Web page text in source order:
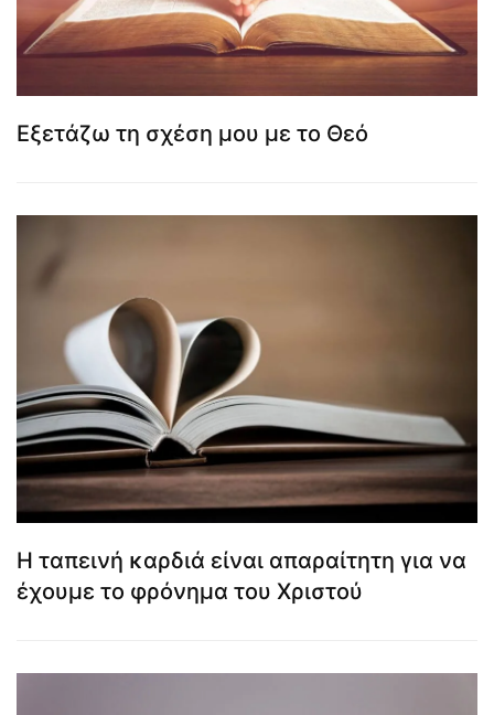
Εξετάζω τη σχέση μου με το Θεό
Η ταπεινή καρδιά είναι απαραίτητη για να
έχουμε το φρόνημα του Χριστού